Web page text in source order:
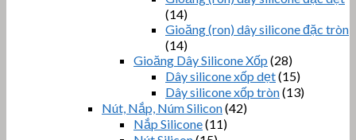
(14)
Gioăng (ron) dây silicone đặc tròn
(14)
Gioăng Dây Silicone Xốp (28)
Dây silicone xốp dẹt(15)
Dây silicone xốp tròn(13)
Nút, Nắp, Núm Silicon(42)
Nắp Silicone(11)